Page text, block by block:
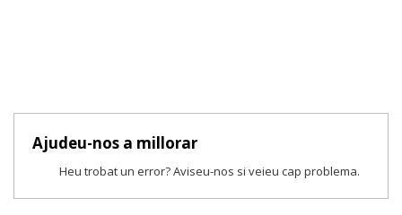
Ajudeu-nos a millorar
Heu trobat un error? Aviseu-nos si veieu cap problema.